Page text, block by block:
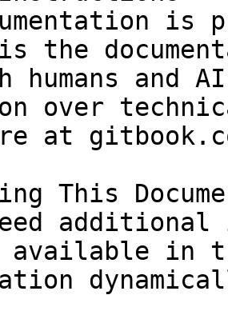
is
the
humans and
over
at
This
in